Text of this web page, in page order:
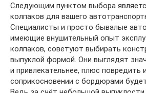
Следующим пунктом выбора
колпаков для вашего
Специалисты и просто бывалые
имеющие внушительный опыт
колпаков, советуют выбирать
выпуклой формой. Они выглядят
и привлекательнее, плюс повредить
соприкосновении с бордюрами